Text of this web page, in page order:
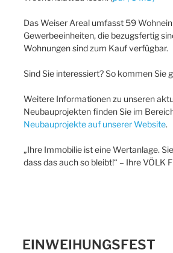
Das Weiser Areal umfasst 59
Gewerbeeinheiten, die bezugsfertig
Wohnungen sind zum Kauf verfügbar.
Sind Sie interessiert? So kommen Sie
Weitere Informationen zu unseren
Neubauprojekten finden Sie im
Neubauprojekte auf unserer Website.
„Ihre Immobilie ist eine Wertanlage.
dass das auch so bleibt!“ – Ihre VÖLK
EINWEIHUNGSFEST